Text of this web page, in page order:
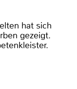
hat sich
gezeigt.